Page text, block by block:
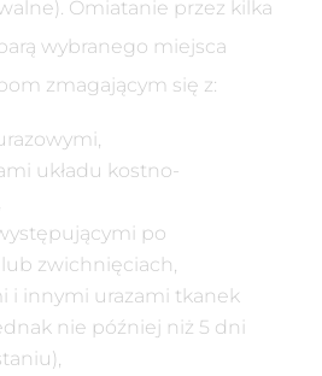
Omiatanie przez kilka
wybranego miejsca
zmagającym się z:
układu kostno-
po
zwichnięciach,
i innymi urazami tkanek
nie później niż 5 dni